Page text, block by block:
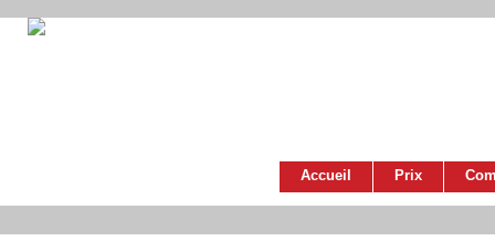
Accueil Prix